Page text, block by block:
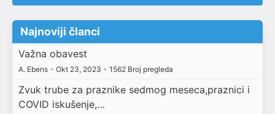
Najnoviji članci
Važna obavest
A. Ebens • Okt 23, 2023 • 1562 Broj pregleda
Zvuk trube za praznike sedmog meseca,praznici i
COVID iskušenje,…